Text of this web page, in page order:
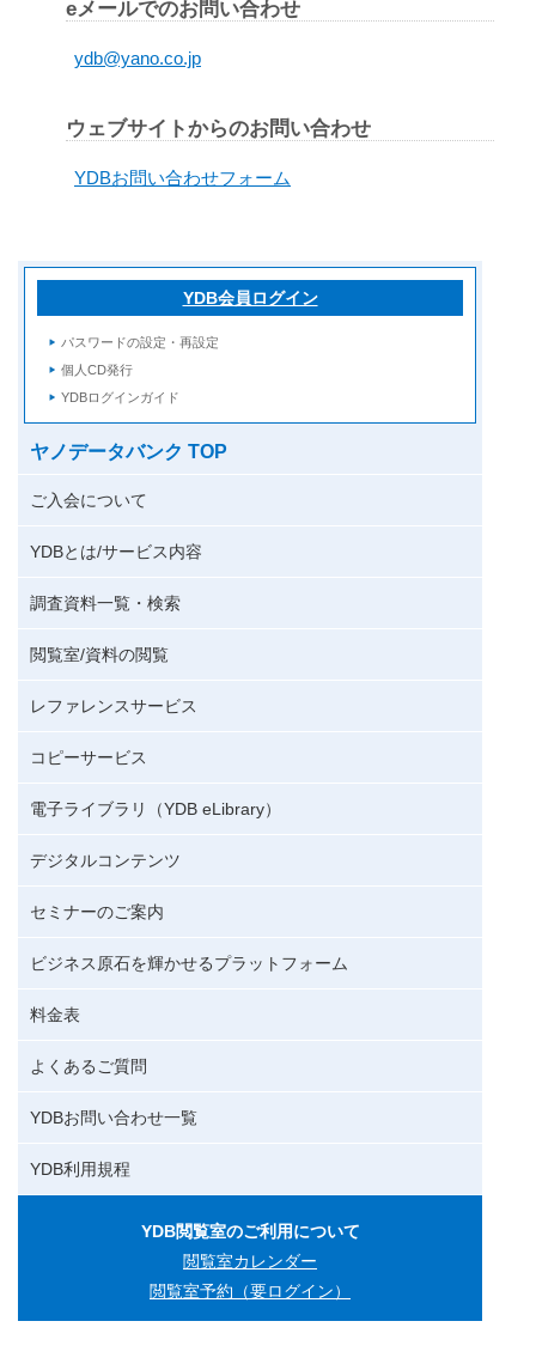
eメールでのお問い合わせ
ydb@yano.co.jp
ウェブサイトからのお問い合わせ
YDBお問い合わせフォーム
YDB会員ログイン
パスワードの設定・再設定
個人CD発行
YDBログインガイド
ヤノデータバンク TOP
ご入会について
YDBとは/サービス内容
調査資料一覧・検索
閲覧室/資料の閲覧
レファレンスサービス
コピーサービス
電子ライブラリ（YDB eLibrary）
デジタルコンテンツ
セミナーのご案内
ビジネス原石を輝かせるプラットフォーム
料金表
よくあるご質問
YDBお問い合わせ一覧
YDB利用規程
YDB閲覧室のご利用について
閲覧室カレンダー
閲覧室予約（要ログイン）